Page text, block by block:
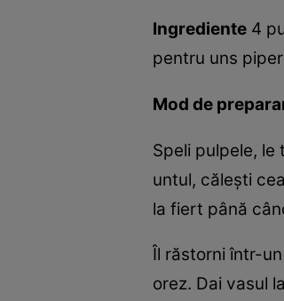
Ingrediente 4
pentru uns
Mod de
Speli pulpele, le
untul, căleşti
la fiert până
Îl răstorni într-
orez. Dai vasul